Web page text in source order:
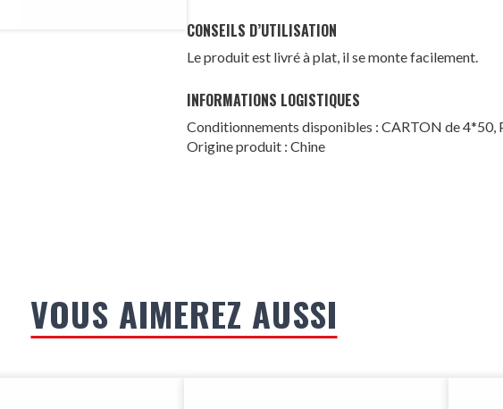
CONSEILS D’UTILISATION
Le produit est livré à plat, il se monte facilement.
INFORMATIONS LOGISTIQUES
Conditionnements disponibles : CARTON de 4*50,
Origine produit : Chine
VOUS AIMEREZ AUSSI